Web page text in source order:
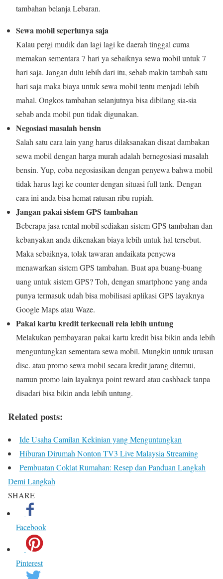
tambahan belanja Lebaran.
Sewa mobil seperlunya saja
Kalau pergi mudik dan lagi lagi ke daerah tinggal cuma
memakan sementara 7 hari ya sebaiknya sewa mobil untuk 7
hari saja. Jangan dulu lebih dari itu, sebab makin tambah satu
hari saja maka biaya untuk sewa mobil tentu menjadi lebih
mahal. Ongkos tambahan selanjutnya bisa dibilang sia-sia
sebab anda mobil pun tidak digunakan.
Negosiasi masalah bensin
Salah satu cara lain yang harus dilaksanakan disaat dambakan
sewa mobil dengan harga murah adalah bernegosiasi masalah
bensin. Yup, coba negosiasikan dengan penyewa bahwa mobil
tidak harus lagi ke counter dengan situasi full tank. Dengan
cara ini anda bisa hemat ratusan ribu rupiah.
Jangan pakai sistem GPS tambahan
Beberapa jasa rental mobil sediakan sistem GPS tambahan dan
kebanyakan anda dikenakan biaya lebih untuk hal tersebut.
Maka sebaiknya, tolak tawaran andaikata penyewa
menawarkan sistem GPS tambahan. Buat apa buang-buang
uang untuk sistem GPS? Toh, dengan smartphone yang anda
punya termasuk udah bisa mobilisasi aplikasi GPS layaknya
Google Maps atau Waze.
Pakai kartu kredit terkecuali rela lebih untung
Melakukan pembayaran pakai kartu kredit bisa bikin anda lebih
menguntungkan sementara sewa mobil. Mungkin untuk urusan
disc. atau promo sewa mobil secara kredit jarang ditemui,
namun promo lain layaknya point reward atau cashback tanpa
disadari bisa bikin anda lebih untung.
Related posts:
Ide Usaha Camilan Kekinian yang Menguntungkan
Hiburan Dirumah Nonton TV3 Live Malaysia Streaming
Pembuatan Coklat Rumahan: Resep dan Panduan Langkah
Demi Langkah
SHARE
Facebook
Pinterest